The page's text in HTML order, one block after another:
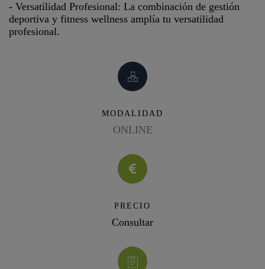
- Versatilidad Profesional: La combinación de gestión
deportiva y fitness wellness amplía tu versatilidad
profesional.
MODALIDAD
ONLINE
PRECIO
Consultar